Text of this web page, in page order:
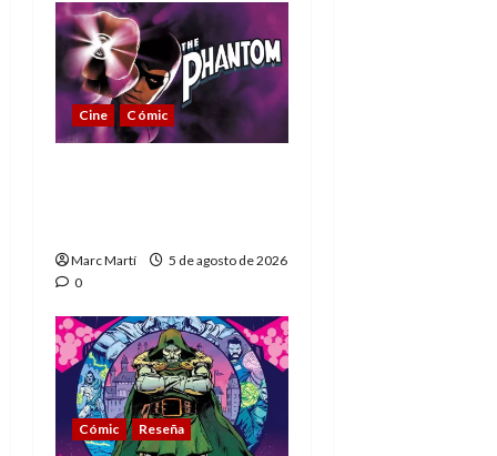
Cine Cómic
Marc Martí
5 de agosto de 2026
0
Cómic Reseña